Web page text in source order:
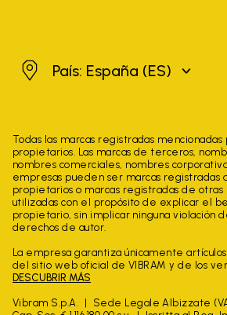
EspañaPaís: España (ES)
Todas las marcas registradas
propietarios. Las marcas de terceros,
nombres comerciales, nombres
empresas pueden ser marcas registradas
propietarios o marcas registradas de otras
utilizadas con el propósito de explicar el
propietario, sin implicar ninguna violación
derechos de autor.
La empresa garantiza únicamente
del sitio web oficial de VIBRAM y de los
DESCUBRIR MÁS
Vibram S.p.A.
Sede Legale Albizzate